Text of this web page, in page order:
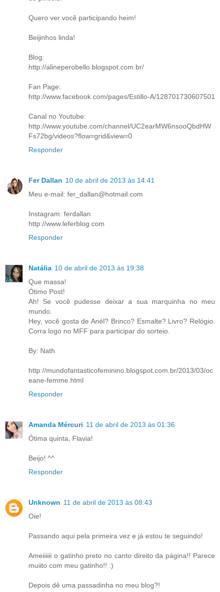
Quero ver você participando heim!
Beijinhos linda!
Blog:
http://alineperobello.blogspot.com.br/
Fan Page:
http://www.facebook.com/pages/Estillo-A/128701730607501
Canal no Youtube:
http://www.youtube.com/channel/UC2earMW6nsooQbdHW
Fs72bg/videos?flow=grid&view=0
Responder
Fer Dallan 10 de abril de 2013 às 14:41
Meu e-mail: fer_dallan@hotmail.com
Instagram: ferdallan
http://www.leferblog.com
Responder
Natália 10 de abril de 2013 às 19:38
Que massa!
Ótimo Post!
Ah! Se você pudesse deixar a sua marquinha no meu
mundo.
Hey, você gosta de Anél? Brinco? Esmalte? Livro? Relógio.
Corra logo no MFF para participar do sorteio.
By: Nath
http://mundofantasticofeminino.blogspot.com.br/2013/03/oc
eane-femme.html
Responder
Amanda Mércuri 11 de abril de 2013 às 01:36
Ótima quinta, Flavia!
Beijo! ^^
Responder
Unknown 11 de abril de 2013 às 08:43
Oie!
Passando aqui pela primeira vez e já estou te seguindo!
Ameiiiiii o gatinho preto no canto direito da página!! Parece
muiito com meu gatinho!! :)
Depois dê uma passadinha no meu blog?!